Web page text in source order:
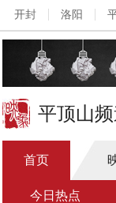
开封 洛阳
平顶山
首页
今日热点